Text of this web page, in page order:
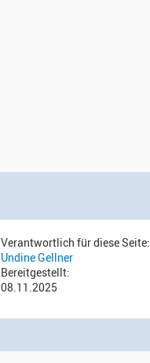
Verantwortlich für diese Seite:
Undine Gellner
Bereitgestellt:
08.11.2025